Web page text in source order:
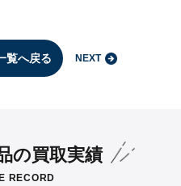
覧へ戻る NEXT
の買取実績
RECORD